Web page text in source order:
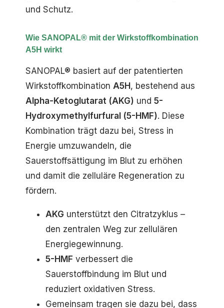
und Schutz.
Wie SANOPAL® mit der Wirkstoffkombination
A5H wirkt
SANOPAL® basiert auf der patentierten
Wirkstoffkombination A5H, bestehend aus
Alpha-Ketoglutarat (AKG) und 5-
Hydroxymethylfurfural (5-HMF). Diese
Kombination trägt dazu bei, Stress in
Energie umzuwandeln, die
Sauerstoffsättigung im Blut zu erhöhen
und damit die zelluläre Regeneration zu
fördern.
AKG unterstützt den Citratzyklus –
den zentralen Weg zur zellulären
Energiegewinnung.
5-HMF verbessert die
Sauerstoffbindung im Blut und
reduziert oxidativen Stress.
Gemeinsam tragen sie dazu bei, dass